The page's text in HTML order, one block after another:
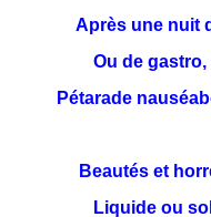
Après une nuit
Ou de
Pétarade
Beautés et
Liquide ou